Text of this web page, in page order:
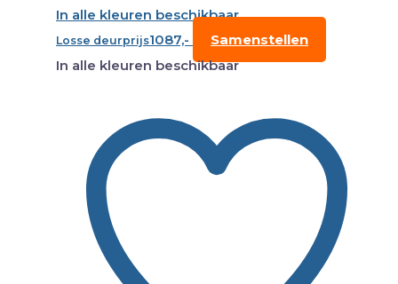
In alle kleuren beschikbaar
Losse deurprijs1087,-
Samenstellen
In alle kleuren beschikbaar